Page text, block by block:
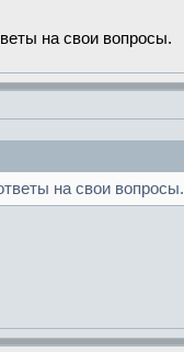
на свои вопросы.
на свои вопросы.